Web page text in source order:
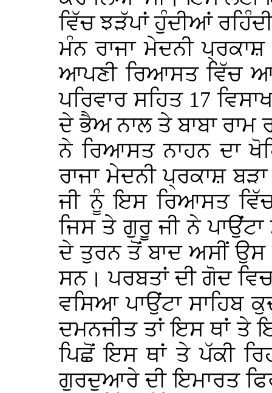
ਵਿੱਚ ਝੜੱਪਾਂ ਹੁੰਦੀਆਂ
ਮੰਨ ਰਾਜਾ ਮੇਦਨੀ
ਆਪਣੀ ਰਿਆਸਤ ਵਿੱਚ
ਪਰਿਵਾਰ ਸਹਿਤ 17
ਦੇ ਭੈਅ ਨਾਲ ਤੇ ਬਾਬਾ ਰਾਮ
ਨੇ ਰਿਆਸਤ ਨਾਹਨ ਦਾ
ਰਾਜਾ ਮੇਦਨੀ ਪ੍ਰਕਾਸ਼
ਜੀ ਨੂੰ ਇਸ ਰਿਆਸਤ ਵਿੱਚ
ਜਿਸ ਤੇ ਗੁਰੂ ਜੀ ਨੇ
ਦੇ ਤੁਰਨ ਤੋਂ ਬਾਦ ਅਸੀਂ ਉਸ
ਸਨ। ਪਰਬਤਾਂ ਦੀ ਗੋਦ
ਵਸਿਆ ਪਾਉਂਟਾ ਸਾਹਿਬ
ਦਮਨਜੀਤ ਤਾਂ ਇਸ ਥਾਂ ਤੇ
ਪਿਛੋਂ ਇਸ ਥਾਂ ਤੇ ਪੱਕੀ
ਗੁਰਦੁਆਰੇ ਦੀ ਇਮਾਰਤ